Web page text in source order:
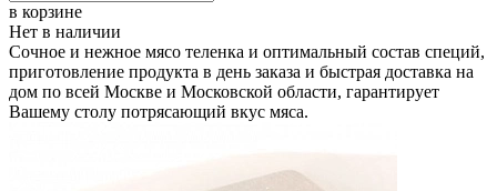
в корзине
Нет в наличии
Сочное и нежное мясо теленка и оптимальный состав специй,
приготовление продукта в день заказа и быстрая доставка на
дом по всей Москве и Московской области, гарантирует
Вашему столу потрясающий вкус мяса.